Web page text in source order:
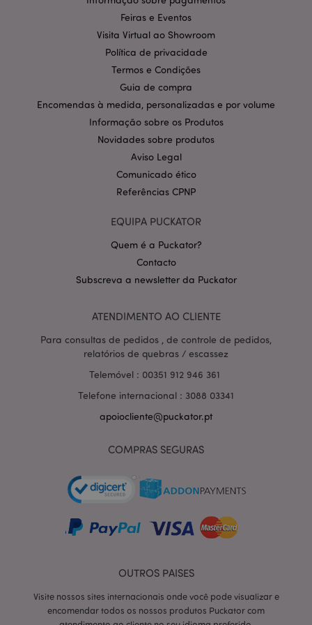
Feiras e Eventos
Visita Virtual ao Showroom
Política de privacidade
Termos e Condições
Guia de compra
Encomendas à medida, personalizadas e por volume
Informação sobre os Produtos
Novidades sobre produtos
Aviso Legal
Comunicado ético
Referências CPNP
EQUIPA PUCKATOR
Quem é a Puckator?
Contacto
Subscreva a newsletter da Puckator
ATENDIMENTO AO CLIENTE
Para consultas de pedidos , de controle de pedidos,
relatórios de quebras / escassez
Telemóvel : 00351 912 946 361
Telefone internacional : 3088 03341
apoiocliente@puckator.pt
COMPRAS SEGURAS
OUTROS PAISES
Visite nossos sites internacionais onde você pode visualizar e
encomendar todos os nossos produtos Puckator com
section_data_ids
mage-messages
Adobe Inc.